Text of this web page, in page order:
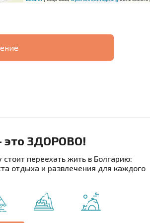
| Нажимая кнопку, вы разрешаете
Отправить сообщение
это ЗДОРОВО!
переехать жить в Болгарию:
отдыха и развлечения для каждого